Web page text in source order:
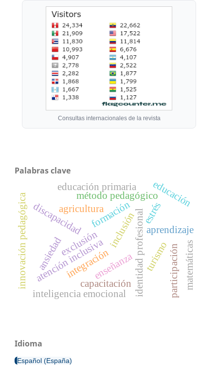
Consultas internacionales de la revista
Palabras clave
formación
atención inclusiva identidad profesional
enseñanza
aprendizaje
inclusión
exclusión
discapacidad
capacitación
estrés
ansiedad
método pedagógico
agricultura
turismo
inteligencia emocional
educación primaria educación
integración participación
innovación pedagógica matemáticas
Idioma
Español (España)